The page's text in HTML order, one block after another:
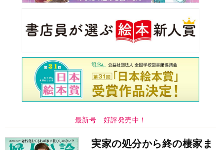
最新号 好評発売中！
実家の処分から終の棲家ま
モンダイ